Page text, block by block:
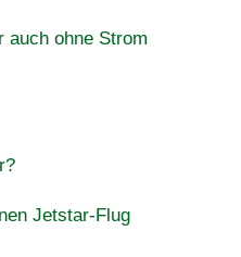
auch ohne Strom
Jetstar-Flug